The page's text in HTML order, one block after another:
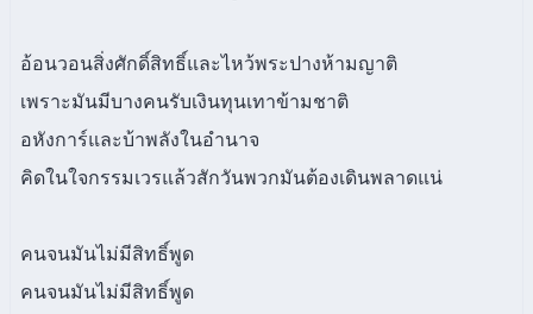
อ้อนวอนสิ่งศักดิ์สิทธิ์และไหว้พระปางห้ามญาติ
เพราะมันมีบางคนรับเงินทุนเทาข้ามชาติ
อหังการ์และบ้าพลังในอำนาจ
คิดในใจกรรมเวรแล้วสักวันพวกมันต้องเดินพลาดแน่
คนจนมันไม่มีสิทธิ์พูด
คนจนมันไม่มีสิทธิ์พูด